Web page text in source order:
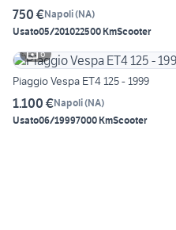
750 €Napoli(NA)
Usato05/201022500 KmScooter
6
Piaggio Vespa ET4 125 - 1999
1.100 €Napoli(NA)
Usato06/19997000 KmScooter